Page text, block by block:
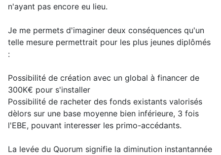
n'ayant pas encore eu lieu.
Je me permets d'imaginer deux conséquences qu'un
telle mesure permettrait pour les plus jeunes diplômés
:
Possibilité de création avec un global à financer de
300K€ pour s'installer
Possibilité de racheter des fonds existants valorisés
dèlors sur une base moyenne bien inférieure, 3 fois
l'EBE, pouvant interesser les primo-accédants.
La levée du Quorum signifie la diminution instantannée